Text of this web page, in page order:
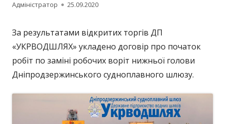
Автор
Адміністратор Опубліковано
25.09.2020
За результатами відкритих торгів ДП
«УКРВОДШЛЯХ» укладено договір про початок
робіт по заміні робочих воріт нижньої голови
Дніпродзержинського судноплавного шлюзу.